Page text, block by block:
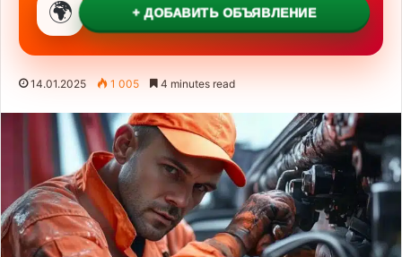
🌍 + ДОБАВИТЬ ОБЪЯВЛЕНИЕ
14.01.2025 1 005 4 minutes read